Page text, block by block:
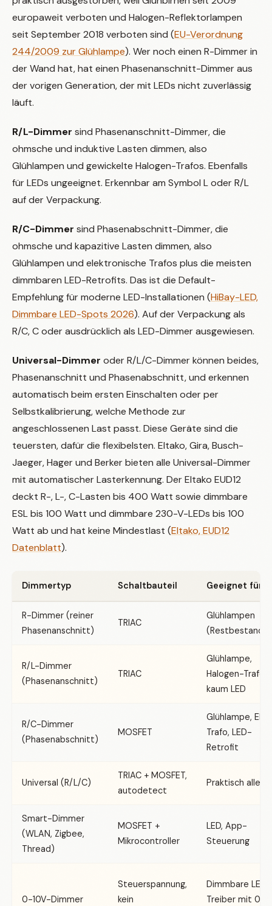
europaweit verboten und Halogen-Reflektorlampen
seit September 2018 verboten sind (EU-Verordnung
244/2009 zur Glühlampe). Wer noch einen R-Dimmer in
der Wand hat, hat einen Phasenanschnitt-Dimmer aus
der vorigen Generation, der mit LEDs nicht zuverlässig
läuft.
R/L-Dimmer sind Phasenanschnitt-Dimmer, die
ohmsche und induktive Lasten dimmen, also
Glühlampen und gewickelte Halogen-Trafos. Ebenfalls
für LEDs ungeeignet. Erkennbar am Symbol L oder R/L
auf der Verpackung.
R/C-Dimmer sind Phasenabschnitt-Dimmer, die
ohmsche und kapazitive Lasten dimmen, also
Glühlampen und elektronische Trafos plus die meisten
dimmbaren LED-Retrofits. Das ist die Default-
Empfehlung für moderne LED-Installationen (HiBay-LED,
Dimmbare LED-Spots 2026). Auf der Verpackung als
R/C, C oder ausdrücklich als LED-Dimmer ausgewiesen.
Universal-Dimmer oder R/L/C-Dimmer können beides,
Phasenanschnitt und Phasenabschnitt, und erkennen
automatisch beim ersten Einschalten oder per
Selbstkalibrierung, welche Methode zur
angeschlossenen Last passt. Diese Geräte sind die
teuersten, dafür die flexibelsten. Eltako, Gira, Busch-
Jaeger, Hager und Berker bieten alle Universal-Dimmer
mit automatischer Lasterkennung. Der Eltako EUD12
deckt R-, L-, C-Lasten bis 400 Watt sowie dimmbare
ESL bis 100 Watt und dimmbare 230-V-LEDs bis 100
Watt ab und hat keine Mindestlast (Eltako, EUD12
Datenblatt).
Dimmertyp Schaltbauteil Geeignet für
R-Dimmer (reiner
Phasenanschnitt)
TRIAC
Glühlampen
(Restbestand)
R/L-Dimmer
(Phasenanschnitt)
TRIAC
Glühlampe,
Halogen-Trafo,
kaum LED
R/C-Dimmer
(Phasenabschnitt)
MOSFET
Glühlampe, El-
Trafo, LED-
Retrofit
Universal (R/L/C)
TRIAC + MOSFET,
autodetect
Praktisch alles
Smart-Dimmer
(WLAN, Zigbee,
Thread)
MOSFET +
Mikrocontroller
LED, App-
Steuerung
0-10V-Dimmer
Steuerspannung,
kein
Dimmbare LED-
Treiber mit 0-